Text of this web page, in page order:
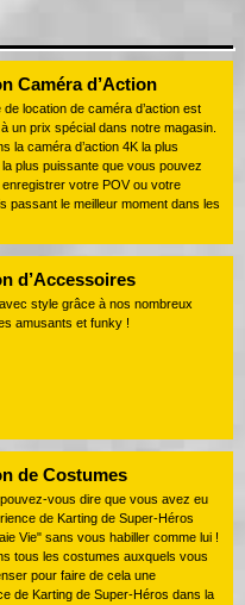
Caméra d’Action
de location de caméra d’action est
un prix spécial dans notre magasin.
la caméra d’action 4K la plus
plus puissante que vous pouvez
enregistrer votre POV ou votre
passant le meilleur moment dans les
d’Accessoires
style grâce à nos nombreux
amusants et funky !
de Costumes
vous dire que vous avez eu
de Karting de Super-Héros
Vie" sans vous habiller comme lui !
tous les costumes auxquels vous
pour faire de cela une
de Karting de Super-Héros dans la